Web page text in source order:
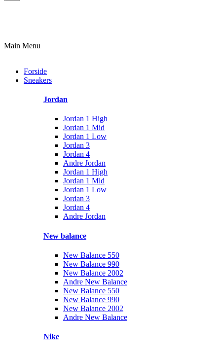
Main Menu
Forside
Sneakers
Jordan
Jordan 1 High
Jordan 1 Mid
Jordan 1 Low
Jordan 3
Jordan 4
Andre Jordan
Jordan 1 High
Jordan 1 Mid
Jordan 1 Low
Jordan 3
Jordan 4
Andre Jordan
New balance
New Balance 550
New Balance 990
New Balance 2002
Andre New Balance
New Balance 550
New Balance 990
New Balance 2002
Andre New Balance
Nike